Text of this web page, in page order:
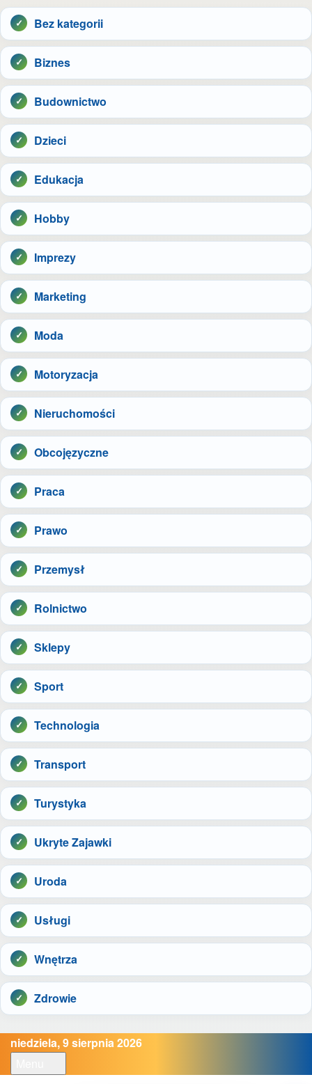
Bez kategorii
Biznes
Budownictwo
Dzieci
Edukacja
Hobby
Imprezy
Marketing
Moda
Motoryzacja
Nieruchomości
Obcojęzyczne
Praca
Prawo
Przemysł
Rolnictwo
Sklepy
Sport
Technologia
Transport
Turystyka
Ukryte Zajawki
Uroda
Usługi
Wnętrza
Zdrowie
niedziela, 9 sierpnia 2026